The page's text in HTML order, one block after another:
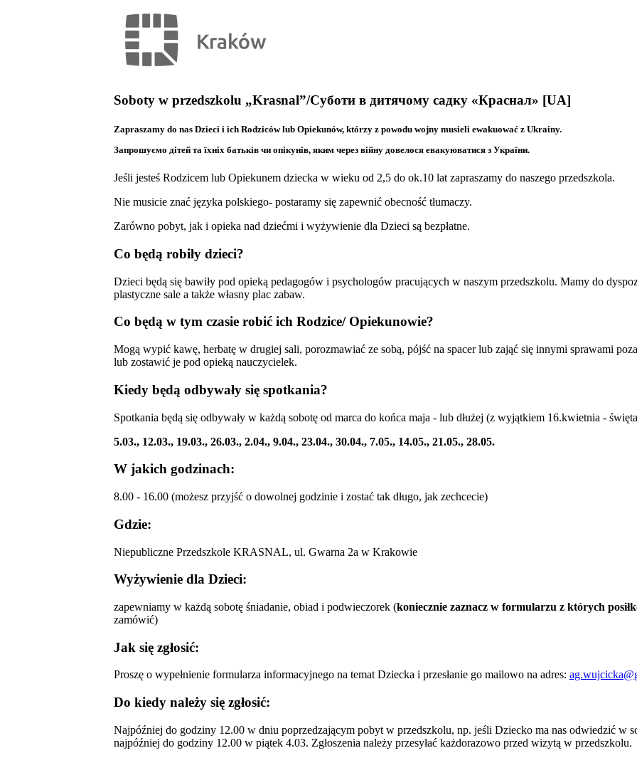
Soboty w przedszkolu „Krasnal”/Суботи в дитячому садку «Краснал» [UA]
Zapraszamy do nas Dzieci i ich Rodziców lub Opiekunów, którzy z powodu wojny musieli ewakuować z Ukrainy.
Запрошуємо дітей та їхніх батьків чи опікунів, яким через війну довелося евакуюватися з України.
Jeśli jesteś Rodzicem lub Opiekunem dziecka w wieku od 2,5 do ok.10 lat zapraszamy do naszego przedszkola.
Nie musicie znać języka polskiego- postaramy się zapewnić obecność tłumaczy.
Zarówno pobyt, jak i opieka nad dziećmi i wyżywienie dla Dzieci są bezpłatne.
Co będą robiły dzieci?
Dzieci będą się bawiły pod opieką pedagogów i psychologów pracujących w naszym przedszkolu. Mamy do
plastyczne sale a także własny plac zabaw.
Co będą w tym czasie robić ich Rodzice/ Opiekunowie?
Mogą wypić kawę, herbatę w drugiej sali, porozmawiać ze sobą, pójść na spacer lub zająć się innymi sprawami
lub zostawić je pod opieką nauczycielek.
Kiedy będą odbywały się spotkania?
Spotkania będą się odbywały w każdą sobotę od marca do końca maja - lub dłużej (z wyjątkiem 16.kwietnia -
5.03., 12.03., 19.03., 26.03., 2.04., 9.04., 23.04., 30.04., 7.05., 14.05., 21.05., 28.05.
W jakich godzinach:
8.00 - 16.00 (możesz przyjść o dowolnej godzinie i zostać tak długo, jak zechcecie)
Gdzie:
Niepubliczne Przedszkole KRASNAL, ul. Gwarna 2a w Krakowie
Wyżywienie dla Dzieci:
zapewniamy w każdą sobotę śniadanie, obiad i podwieczorek (koniecznie zaznacz w formularzu z których
zamówić)
Jak się zgłosić:
Proszę o wypełnienie formularza informacyjnego na temat Dziecka i przesłanie go mailowo na adres:
Do kiedy należy się zgłosić:
Najpóźniej do godziny 12.00 w dniu poprzedzającym pobyt w przedszkolu, np. jeśli Dziecko ma nas odwiedzić w
najpóźniej do godziny 12.00 w piątek 4.03. Zgłoszenia należy przesyłać każdorazowo przed wizytą w przedszkolu.